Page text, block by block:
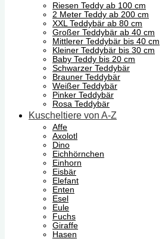
Riesen Teddy ab 100 cm
2 Meter Teddy ab 200 cm
XXL Teddybär ab 80 cm
Großer Teddybär ab 40 cm
Mittlerer Teddybär bis 40 cm
Kleiner Teddybär bis 30 cm
Baby Teddy bis 20 cm
Schwarzer Teddybär
Brauner Teddybär
Weißer Teddybär
Pinker Teddybär
Rosa Teddybär
Kuscheltiere von A-Z
Affe
Axolotl
Dino
Eichhörnchen
Einhorn
Eisbär
Elefant
Enten
Esel
Eule
Fuchs
Giraffe
Hasen